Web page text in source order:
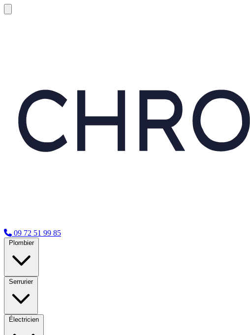
09 72 51 99 85
Plombier
Serrurier
Électricien